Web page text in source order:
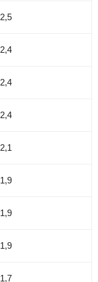
2,5
2,4
2,4
2,4
2,1
1,9
1,9
1,9
1,7